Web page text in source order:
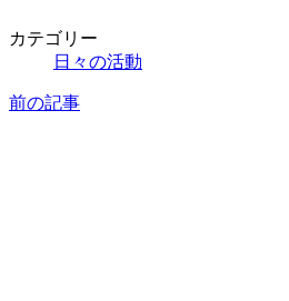
カテゴリー
日々の活動
前の記事